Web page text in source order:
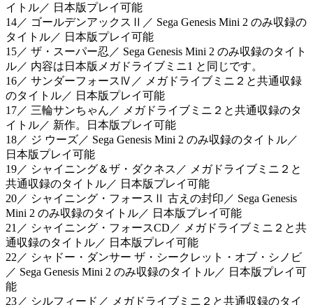
イトル／ 日本版プレイ可能
14／ ゴールデンアックスⅡ／ Sega Genesis Mini 2 のみ収録の
タイトル／ 日本版プレイ可能
15／ ザ・スーパー忍／ Sega Genesis Mini 2 のみ収録のタイト
ル／ 内容は日本版メガドライブミニ1 と同じです。
16／ サンダーフォースⅣ／ メガドライブミニ２と共通収録
のタイトル／ 日本版プレイ可能
17／ 三輪サンちゃん／ メガドライブミニ２と共通収録のタ
イトル／ 新作。日本版プレイ可能
18／ ジ ウーズ／ Sega Genesis Mini 2 のみ収録のタイトル／
日本版プレイ可能
19／ シャイニング＆ザ・ダクネス／ メガドライブミニ２と
共通収録のタイトル／ 日本版プレイ可能
20／ シャイニング・フォースⅡ 古えの封印／ Sega Genesis
Mini 2 のみ収録のタイトル／ 日本版プレイ可能
21／ シャイニング・フォースCD／ メガドライブミニ２と共
通収録のタイトル／ 日本版プレイ可能
22／ シャドー・ダンサー ザ・シークレット・オブ・シノビ
／ Sega Genesis Mini 2 のみ収録のタイトル／ 日本版プレイ可
能
23／ シルフィード／ メガドライブミニ２と共通収録のタイ